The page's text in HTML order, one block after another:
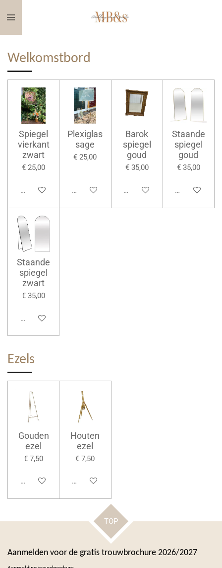
direct
naar
hoofdinhoud
Welkomstbord
Spiegel
vierkant
zwart
€ 25,00
Bekijk details
Plexiglas
sage
€ 25,00
Bekijk details
Barok
spiegel
goud
€ 35,00
Bekijk details
Staande
spiegel
goud
€ 35,00
Bekijk details
Staande
spiegel
zwart
€ 35,00
Bekijk details
Ezels
Gouden
ezel
€ 7,50
Bekijk details
Houten
ezel
€ 7,50
Bekijk details
TOP
Aanmelden voor de gratis trouwbrochure 2026/2027